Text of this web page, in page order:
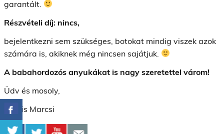
garantált.
Részvételi díj: nincs,
bejelentkezni sem szükséges, botokat mindig viszek azok
számára is, akiknek még nincsen sajátjuk.
A babahordozós anyukákat is nagy szeretettel várom!
Üdv és mosoly,
Kocsis Marcsi